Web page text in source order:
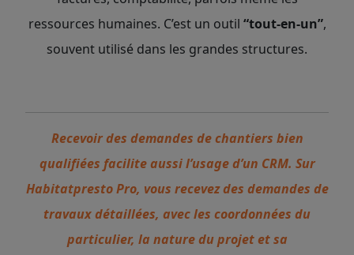
ressources humaines. C’est un outil “tout-en-un”,
souvent utilisé dans les grandes structures.
Recevoir des demandes de chantiers bien
qualifiées facilite aussi l’usage d’un CRM. Sur
Habitatpresto Pro, vous recevez des demandes de
travaux détaillées, avec les coordonnées du
particulier, la nature du projet et sa